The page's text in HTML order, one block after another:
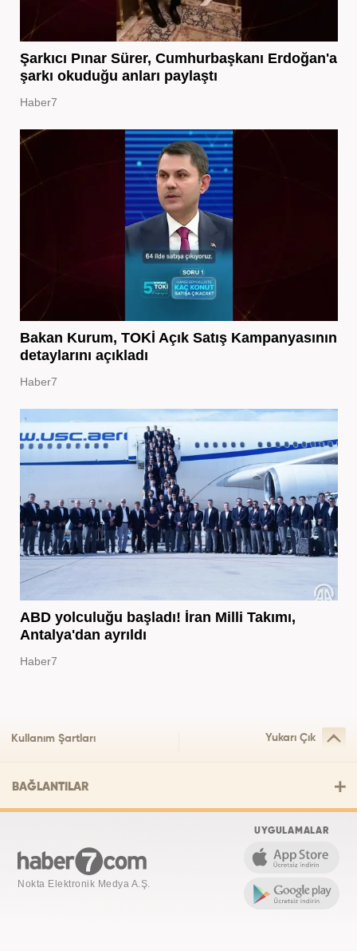
Şarkıcı Pınar Sürer, Cumhurbaşkanı Erdoğan'a
şarkı okuduğu anları paylaştı
Haber7
Bakan Kurum, TOKİ Açık Satış Kampanyasının
detaylarını açıkladı
Haber7
ABD yolculuğu başladı! İran Milli Takımı,
Antalya'dan ayrıldı
Haber7
Kullanım Şartları Yukarı Çık
BAĞLANTILAR
Nokta Elektronik Medya A.Ş.
UYGULAMALAR